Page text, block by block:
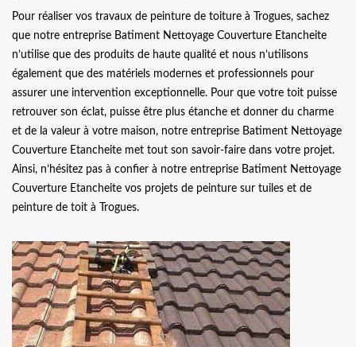
Pour réaliser vos travaux de peinture de toiture à Trogues, sachez
que notre entreprise Batiment Nettoyage Couverture Etancheite
n’utilise que des produits de haute qualité et nous n’utilisons
également que des matériels modernes et professionnels pour
assurer une intervention exceptionnelle. Pour que votre toit puisse
retrouver son éclat, puisse être plus étanche et donner du charme
et de la valeur à votre maison, notre entreprise Batiment Nettoyage
Couverture Etancheite met tout son savoir-faire dans votre projet.
Ainsi, n’hésitez pas à confier à notre entreprise Batiment Nettoyage
Couverture Etancheite vos projets de peinture sur tuiles et de
peinture de toit à Trogues.